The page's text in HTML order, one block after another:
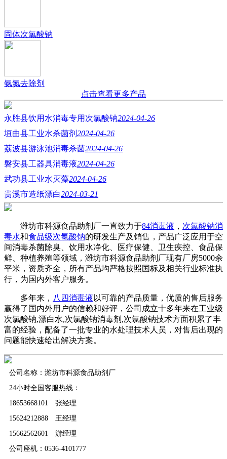
固体次氯酸钠
氨氮去除剂
点击查看更多产品
永胜县饮用水消毒专用次氯酸钠2024-04-26
垣曲县工业水杀菌剂 2024-04-26
荔波县游泳池消毒杀菌2024-04-26
磐安县工器具消毒液2024-04-26
武功县工业水灭藻2024-04-26
贵溪市造纸漂白2024-03-21
潍坊市科源食品助剂厂一直致力于84消毒液 ， 次氯酸钠消
毒水和食品级次氯酸钠的研发生产及销售，产品广泛应用于空
间消毒杀菌除臭、饮用水净化、医疗保健、卫生疾控、食品保
鲜、种植养殖等领域，潍坊市科源食品助剂厂现有厂房5000余
平米，资质齐全，所有产品均严格按照国标及相关行业标准执
行，为国内外客户服务。
多年来， 八四消毒液 以可靠的产品质量，优质的售后服务
赢得了国内外用户的信赖和好评，公司成立十多年来在工业级
次氯酸钠,漂白水,次氯酸钠消毒剂,次氯酸钠技术方面积累了丰
富的经验，配备了一批专业的水处理技术人员，对售后出现的
问题能快速给出解决方案。
公司名称：潍坊市科源食品助剂厂
24小时全国客服热线：
18653668101 张经理
15624212888 王经理
15662562601 游经理
公司座机：0536-4101777